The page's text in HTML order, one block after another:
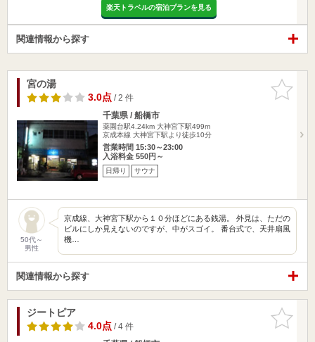
楽天トラベルの宿泊プランを見る
関連情報から探す
お気に入
りに追加
宮の湯
3.0点/ 2 件
千葉県 / 船橋市
薬園台駅4.24km 大神宮下駅499m
京成本線 大神宮下駅より徒歩10分
営業時間 15:30～23:00
入浴料金 550円～
日帰り サウナ
50代～
男性
京成線、大神宮下駅から１０分ほどにある銭湯。 外見は、ただの
ビルにしか見えないのですが、中がスゴイ。 番台式で、天井扇風
機…
関連情報から探す
お気に入
りに追加
ジートピア
4.0点/ 4 件